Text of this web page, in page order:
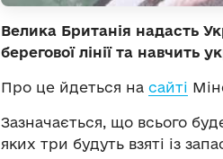
Велика Британія надасть
берегової лінії та навчить
Про це йдеться на сайті
Зазначається, що всього
яких три будуть взяті із